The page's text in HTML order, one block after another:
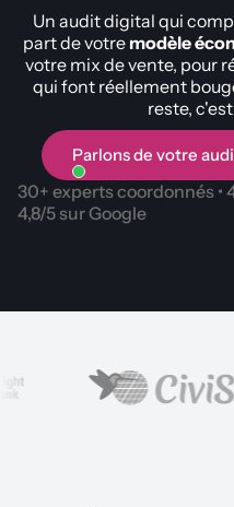
Un audit digital qui
part de votre modèle
votre mix de vente, pour
qui font réellement
reste,
Parlons de votre
30+ experts coordonnés •
4,8/5 sur Google